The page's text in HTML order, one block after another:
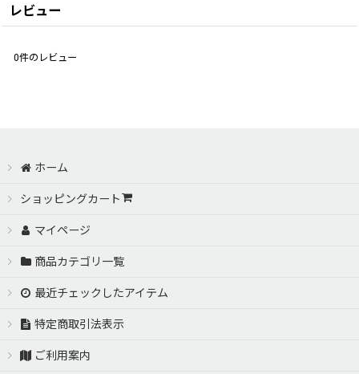
レビュー
0件のレビュー
ホーム
ショッピングカート
マイページ
商品カテゴリ一覧
最近チェックしたアイテム
特定商取引法表示
ご利用案内